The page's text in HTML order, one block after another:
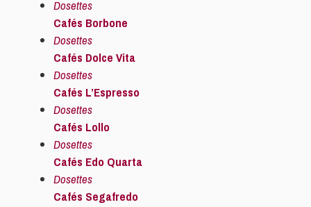
Dosettes
Cafés Borbone
Dosettes
Cafés Dolce Vita
Dosettes
Cafés L’Espresso
Dosettes
Cafés Lollo
Dosettes
Cafés Edo Quarta
Dosettes
Cafés Segafredo